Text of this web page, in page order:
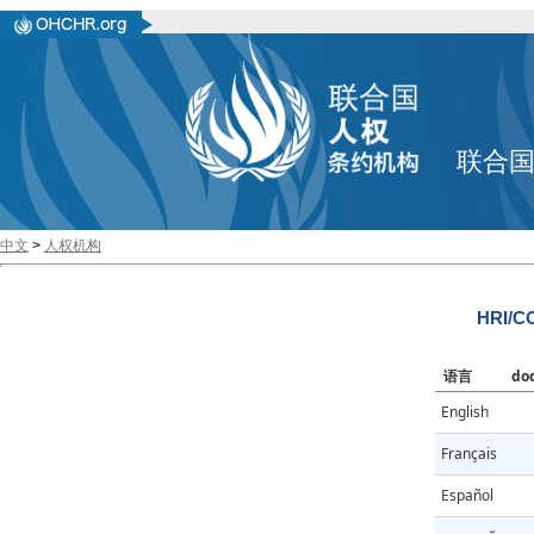
联合
中文 > 人权机构
HRI/
语言
English
Français
Español